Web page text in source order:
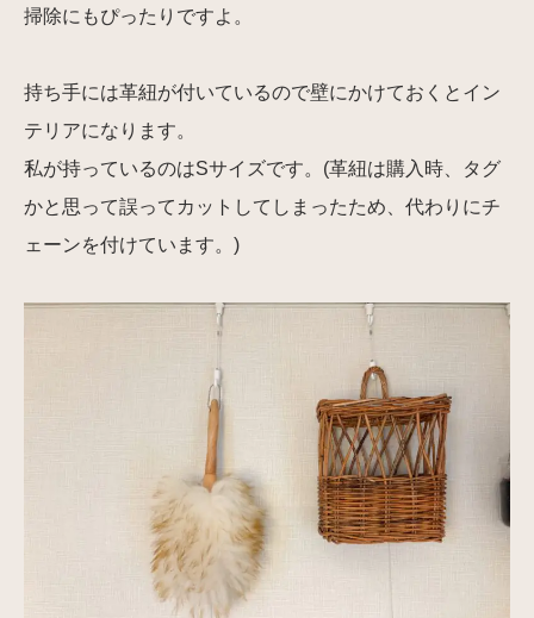
掃除にもぴったりですよ。
持ち手には革紐が付いているので壁にかけておくとイン
テリアになります。
私が持っているのはSサイズです。(革紐は購入時、タグ
かと思って誤ってカットしてしまったため、代わりにチ
ェーンを付けています。)